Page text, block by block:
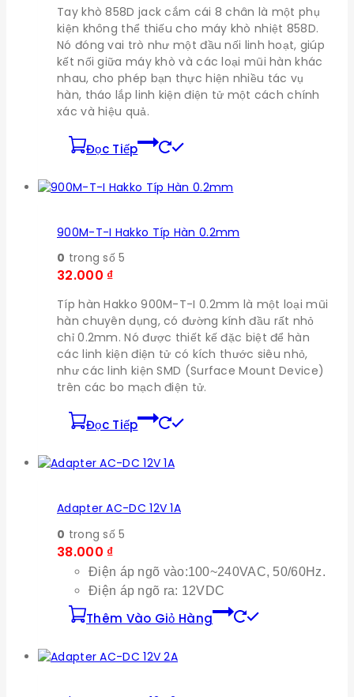
Tay khò 858D jack cắm cái 8 chân là một phụ
kiện không thể thiếu cho máy khò nhiệt 858D.
Nó đóng vai trò như một đầu nối linh hoạt, giúp
kết nối giữa máy khò và các loại mũi hàn khác
nhau, cho phép bạn thực hiện nhiều tác vụ
hàn, tháo lắp linh kiện điện tử một cách chính
xác và hiệu quả.
Đọc Tiếp
900M-T-I Hakko Típ Hàn 0.2mm
0 trong số 5
32.000 ₫
Típ hàn Hakko 900M-T-I 0.2mm là một loại mũi
hàn chuyên dụng, có đường kính đầu rất nhỏ
chỉ 0.2mm. Nó được thiết kế đặc biệt để hàn
các linh kiện điện tử có kích thước siêu nhỏ,
như các linh kiện SMD (Surface Mount Device)
trên các bo mạch điện tử.
Đọc Tiếp
Adapter AC-DC 12V 1A
0 trong số 5
38.000 ₫
Điện áp ngõ vào:100~240VAC, 50/60Hz.
Điện áp ngõ ra: 12VDC
Thêm Vào Giỏ Hàng